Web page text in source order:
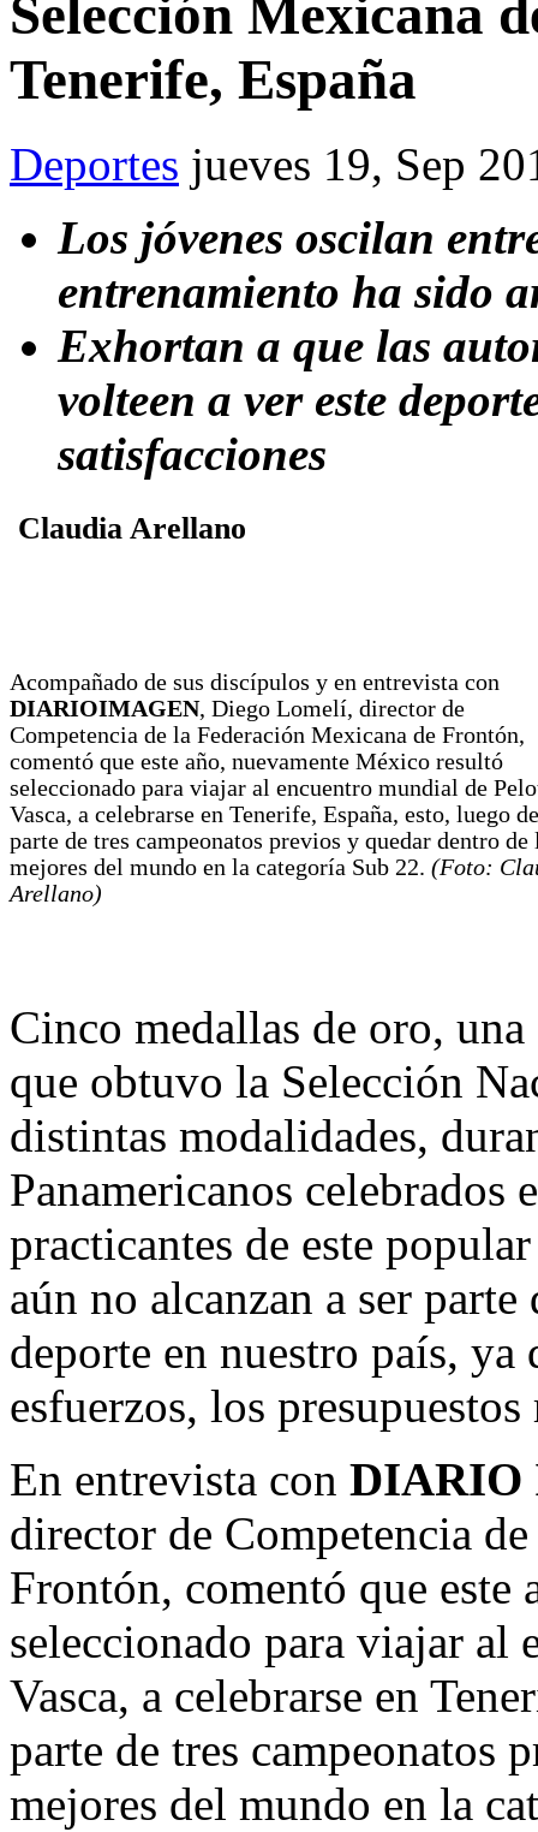
Selección Mexicana
Tenerife, España
Deportes jueves 19, Sep
Los jóvenes oscilan
entrenamiento ha sido
Exhortan a que las
volteen a ver este
satisfacciones
Claudia Arellano
Acompañado de sus discípulos y en entrevista con
DIARIOIMAGEN, Diego Lomelí, director de
Competencia de la Federación Mexicana de Frontón,
comentó que este año, nuevamente México resultó
seleccionado para viajar al encuentro mundial de
Vasca, a celebrarse en Tenerife, España, esto, luego
parte de tres campeonatos previos y quedar dentro de
mejores del mundo en la categoría Sub 22. (Foto:
Arellano)
Cinco medallas de oro,
que obtuvo la Selección
distintas modalidades,
Panamericanos celebrados
practicantes de este
aún no alcanzan a ser
deporte en nuestro país, ya
esfuerzos, los
En entrevista con DIARIO
director de Competencia
Frontón, comentó que
seleccionado para viajar al
Vasca, a celebrarse en
parte de tres campeonatos
mejores del mundo en la